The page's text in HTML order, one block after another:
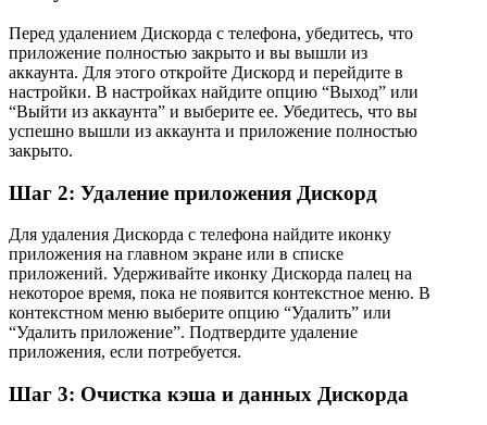
Перед удалением Дискорда с телефона, убедитесь, что
приложение полностью закрыто и вы вышли из
аккаунта. Для этого откройте Дискорд и перейдите в
настройки. В настройках найдите опцию “Выход” или
“Выйти из аккаунта” и выберите ее. Убедитесь, что вы
успешно вышли из аккаунта и приложение полностью
закрыто.
Шаг 2: Удаление приложения Дискорд
Для удаления Дискорда с телефона найдите иконку
приложения на главном экране или в списке
приложений. Удерживайте иконку Дискорда палец на
некоторое время, пока не появится контекстное меню. В
контекстном меню выберите опцию “Удалить” или
“Удалить приложение”. Подтвердите удаление
приложения, если потребуется.
Шаг 3: Очистка кэша и данных Дискорда